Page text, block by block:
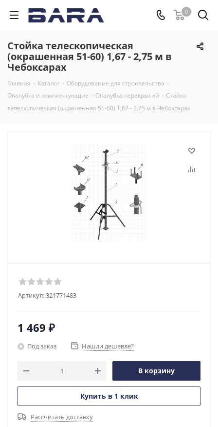
0
Стойка телескопическая
(окрашенная 51-60) 1,67 - 2,75 м в
Чебоксарах
Главная - Каталог - Оборудование для строительства -
Опалубка и комплектующие - Опалубка перекрытий - Стойка
телескопическая (окрашенная 51-60) 1,67 - 2,75 м в Чебоксарах
Артикул:321771483
1 469 ₽
Под заказ Нашли дешевле?
В корзину
Купить в 1 клик
Рассчитать доставку